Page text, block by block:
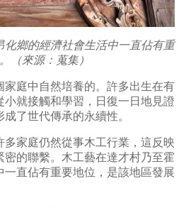
化鄉的經濟社會生活中一直佔有重
（來源：蒐集）
家庭中自然培養的。許多出生在有
就接觸和學習，日復一日地見證
了世代傳承的永續性。
多家庭仍然從事木工行業，這反映
密的聯繫。木工藝在達才村乃至霍
直佔有重要地位，是該地區發展